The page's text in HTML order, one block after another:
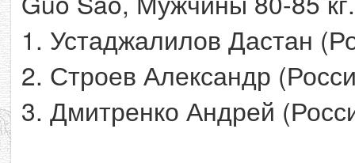
1. Устаджалилов Дастан
2. Строев Александр
3. Дмитренко Андрей